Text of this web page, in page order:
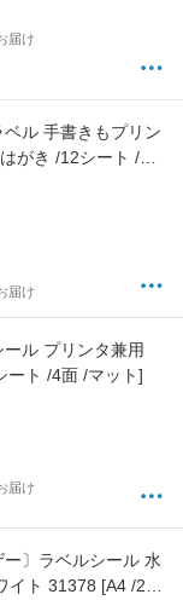
届け
ル 手書きもプリン
がき /12シート /24
届け
ル プリンタ兼用
ート /4面 /マット]
届け
〕ラベルシール 水
ト 31378 [A4 /20